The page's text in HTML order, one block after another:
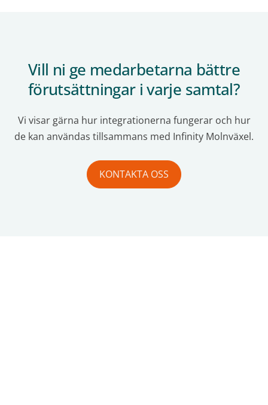
Vill ni ge medarbetarna bättre
förutsättningar i varje samtal?
Vi visar gärna hur integrationerna fungerar och hur
de kan användas tillsammans med Infinity Molnväxel.
KONTAKTA OSS